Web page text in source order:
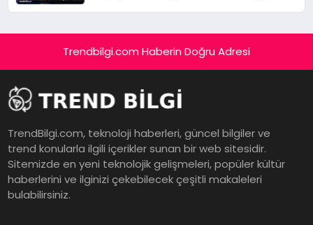
Trendbilgi.com Haberin Doğru Adresi
TrendBilgi.com, teknoloji haberleri, güncel bilgiler ve
trend konularla ilgili içerikler sunan bir web sitesidir.
Sitemizde en yeni teknolojik gelişmeleri, popüler kültür
haberlerini ve ilginizi çekebilecek çeşitli makaleleri
bulabilirsiniz.